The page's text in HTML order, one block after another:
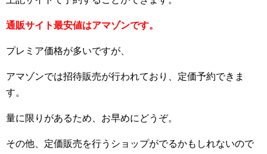
通販サイト最安値はアマゾンです。
プレミア価格が多いですが、
アマゾンでは招待販売が行われており、定価予約できま
す。
量に限りがあるため、お早めにどうぞ。
その他、定価販売を行うショップがでるかもしれないので